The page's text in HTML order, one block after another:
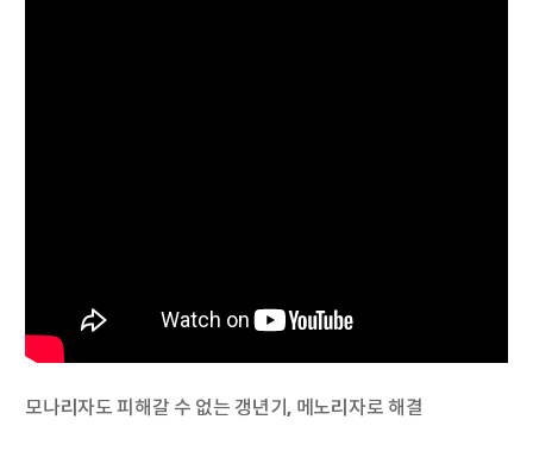
모나리자도 피해갈 수 없는 갱년기, 메노리자로 해결